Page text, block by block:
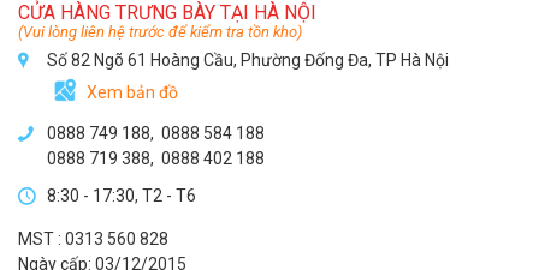
CỬA HÀNG TRƯNG BÀY TẠI HÀ NỘI
(Vui lòng liên hệ trước để kiểm tra tồn kho)
Số 82 Ngõ 61 Hoàng Cầu, Phường Đống Đa, TP Hà Nội
Xem bản đồ
0888 749 188, 0888 584 188
0888 719 388, 0888 402 188
8:30 - 17:30, T2 - T6
MST : 0313 560 828
Ngày cấp: 03/12/2015